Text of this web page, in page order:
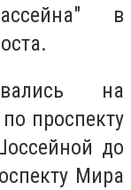
в
на
проспекту
до
Мира